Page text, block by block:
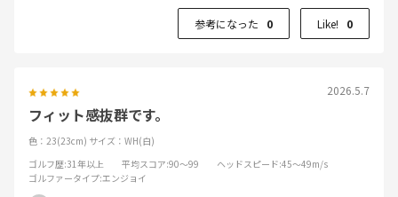
参考になった 0 Like! 0
2026.5.7
フィット感抜群です。
色：23(23cm) サイズ：WH(白)
ゴルフ歴:31年以上 平均スコア:90～99 ヘッドスピード:45～49m/s
ゴルファータイプ:エンジョイ